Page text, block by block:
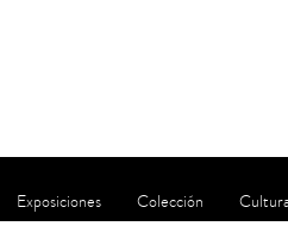
Exposiciones Colección